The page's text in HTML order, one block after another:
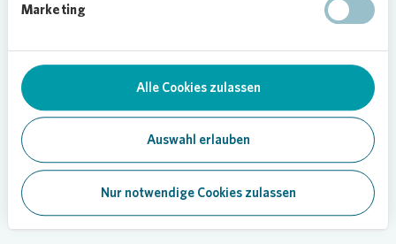
Marketing
Alle Cookies zulassen
Auswahl erlauben
Nur notwendige Cookies zulassen